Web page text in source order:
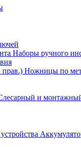
Наборы ручного
Ножницы по
и